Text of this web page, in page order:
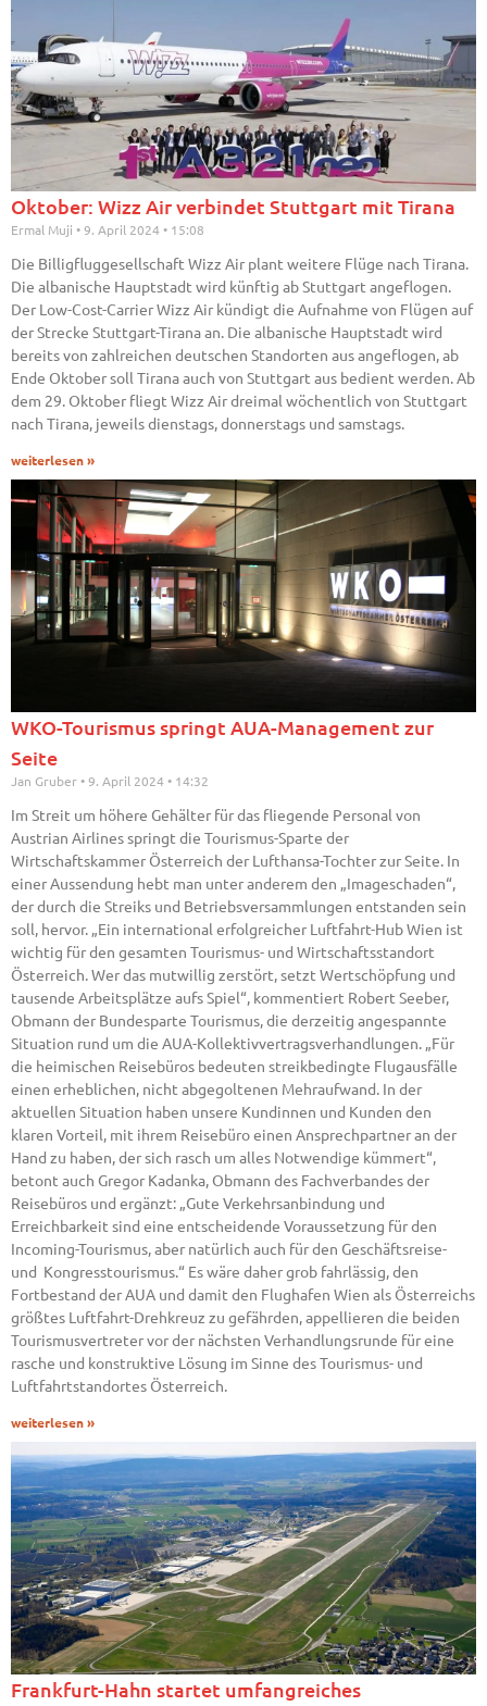
Oktober: Wizz Air verbindet Stuttgart mit Tirana
Ermal Muji 9. April 2024 15:08
Die Billigfluggesellschaft Wizz Air plant weitere Flüge nach Tirana.
Die albanische Hauptstadt wird künftig ab Stuttgart angeflogen.
Der Low-Cost-Carrier Wizz Air kündigt die Aufnahme von Flügen auf
der Strecke Stuttgart-Tirana an. Die albanische Hauptstadt wird
bereits von zahlreichen deutschen Standorten aus angeflogen, ab
Ende Oktober soll Tirana auch von Stuttgart aus bedient werden. Ab
dem 29. Oktober fliegt Wizz Air dreimal wöchentlich von Stuttgart
nach Tirana, jeweils dienstags, donnerstags und samstags.
weiterlesen »
WKO-Tourismus springt AUA-Management zur
Seite
Jan Gruber 9. April 2024 14:32
Im Streit um höhere Gehälter für das fliegende Personal von
Austrian Airlines springt die Tourismus-Sparte der
Wirtschaftskammer Österreich der Lufthansa-Tochter zur Seite. In
einer Aussendung hebt man unter anderem den „Imageschaden“,
der durch die Streiks und Betriebsversammlungen entstanden sein
soll, hervor. „Ein international erfolgreicher Luftfahrt-Hub Wien ist
wichtig für den gesamten Tourismus- und Wirtschaftsstandort
Österreich. Wer das mutwillig zerstört, setzt Wertschöpfung und
tausende Arbeitsplätze aufs Spiel“, kommentiert Robert Seeber,
Obmann der Bundesparte Tourismus, die derzeitig angespannte
Situation rund um die AUA-Kollektivvertragsverhandlungen. „Für
die heimischen Reisebüros bedeuten streikbedingte Flugausfälle
einen erheblichen, nicht abgegoltenen Mehraufwand. In der
aktuellen Situation haben unsere Kundinnen und Kunden den
klaren Vorteil, mit ihrem Reisebüro einen Ansprechpartner an der
Hand zu haben, der sich rasch um alles Notwendige kümmert“,
betont auch Gregor Kadanka, Obmann des Fachverbandes der
Reisebüros und ergänzt: „Gute Verkehrsanbindung und
Erreichbarkeit sind eine entscheidende Voraussetzung für den
Incoming-Tourismus, aber natürlich auch für den Geschäftsreise-
und Kongresstourismus.“ Es wäre daher grob fahrlässig, den
Fortbestand der AUA und damit den Flughafen Wien als Österreichs
größtes Luftfahrt-Drehkreuz zu gefährden, appellieren die beiden
Tourismusvertreter vor der nächsten Verhandlungsrunde für eine
rasche und konstruktive Lösung im Sinne des Tourismus- und
Luftfahrtstandortes Österreich.
weiterlesen »
Frankfurt-Hahn startet umfangreiches